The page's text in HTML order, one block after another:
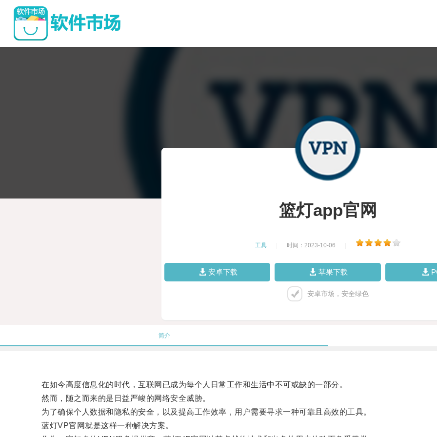
篮灯app官网
工具 时间：2023-10-06
安卓下载 苹果下载
安卓市场，安全绿色
简介
在如今高度信息化的时代，互联网已成为每个人日常工作和生活中不可或缺的一部分。
然而，随之而来的是日益严峻的网络安全威胁。
为了确保个人数据和隐私的安全，以及提高工作效率，用户需要寻求一种可靠且高效的工具。
蓝灯VP官网就是这样一种解决方案。